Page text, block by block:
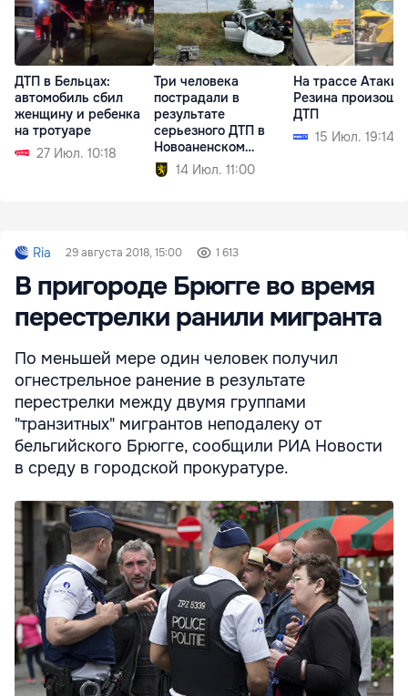
ДТП в Бельцах:
автомобиль сбил
женщину и ребенка
на тротуаре
27 Июл. 10:18
Три человека
пострадали в
результате
серьезного ДТП в
Новоаненском
районе14 Июл. 11:00
На трассе Атаки—
Резина
ДТП
15 Июл. 19:14
Ria 29 августа 2018, 15:00 1 613
В пригороде Брюгге во время
перестрелки ранили мигранта
По меньшей мере один человек получил
огнестрельное ранение в результате
перестрелки между двумя группами
"транзитных" мигрантов неподалеку от
бельгийского Брюгге, сообщили РИА Новости
в среду в городской прокуратуре.